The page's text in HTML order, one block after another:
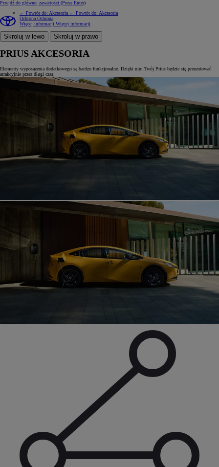
Przejdź do głównej zawartości (Press Enter)
← Powrót do: Akcesoria ← Powrót do: Akcesoria
Ochrona Ochrona
Więcej informacji Więcej informacji
Skroluj w lewo Skroluj w prawo
PRIUS AKCESORIA
Elementy wyposażenia dodatkowego są bardzo funkcjonalne. Dzięki nim Twój Prius będzie się prezentować
atrakcyjnie przez długi czas.